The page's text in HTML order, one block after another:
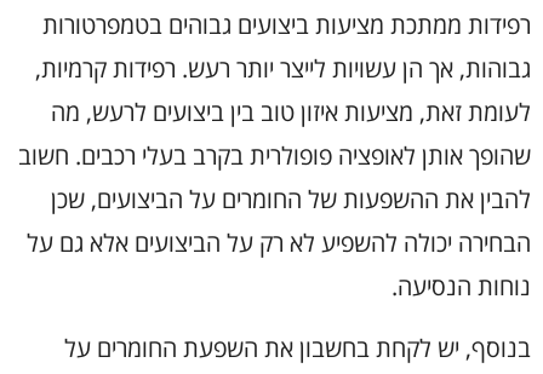
רפידות ממתכת מציעות ביצועים גבוהים בטמפרטורות
גבוהות, אך הן עשויות לייצר יותר רעש. רפידות קרמיות,
לעומת זאת, מציעות איזון טוב בין ביצועים לרעש, מה
שהופך אותן לאופציה פופולרית בקרב בעלי רכבים. חשוב
להבין את ההשפעות של החומרים על הביצועים, שכן
הבחירה יכולה להשפיע לא רק על הביצועים אלא גם על
נוחות הנסיעה.
בנוסף, יש לקחת בחשבון את השפעת החומרים על